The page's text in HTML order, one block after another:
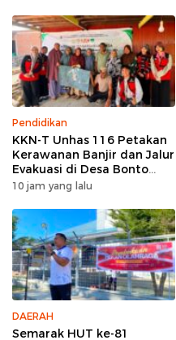
Pendidikan
KKN-T Unhas 116 Petakan
Kerawanan Banjir dan Jalur
Evakuasi di Desa Bonto
Tallasa
10 jam yang lalu
DAERAH
Semarak HUT ke-81